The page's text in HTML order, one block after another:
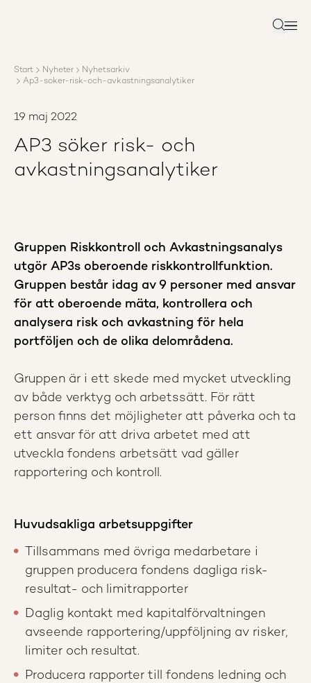
Rapporter
Sök
Start Nyheter
Nyhetsarkiv
Ap3-soker-risk-och-avkastningsanalytiker
19 maj 2022
AP3 söker risk- och
avkastningsanalytiker
Gruppen Riskkontroll och Avkastningsanalys
utgör AP3s oberoende riskkontrollfunktion.
Gruppen består idag av 9 personer med ansvar
för att oberoende mäta, kontrollera och
analysera risk och avkastning för hela
portföljen och de olika delområdena.
Gruppen är i ett skede med mycket utveckling
av både verktyg och arbetssätt. För rätt
person finns det möjligheter att påverka och ta
ett ansvar för att driva arbetet med att
utveckla fondens arbetsätt vad gäller
rapportering och kontroll.
Huvudsakliga arbetsuppgifter
Tillsammans med övriga medarbetare i
gruppen producera fondens dagliga risk-
resultat- och limitrapporter
Daglig kontakt med kapitalförvaltningen
avseende rapportering/uppföljning av risker,
limiter och resultat.
Producera rapporter till fondens ledning och